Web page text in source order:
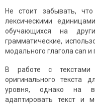
Не стоит забывать,
лексическими
обучающихся на
грамматические,
модального глагола can и
В работе с текстами
оригинального текста
уровня, однако на
адаптировать текст и